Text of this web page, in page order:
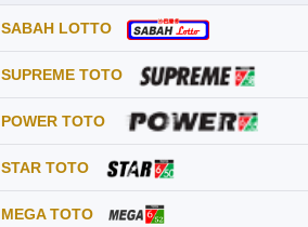
SABAH LOTTO
SUPREME TOTO
POWER TOTO
STAR TOTO
MEGA TOTO